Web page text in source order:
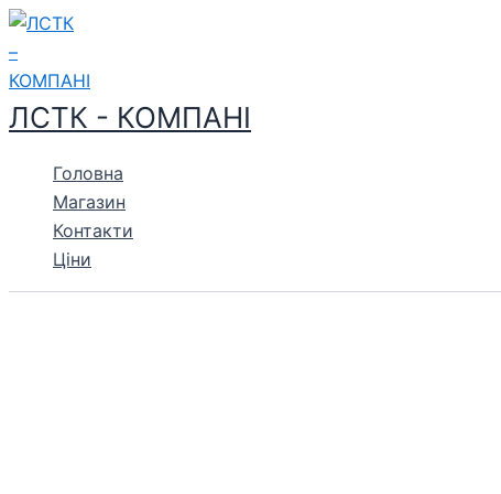
Перейти
до
вмісту
ЛСТК - КОМПАНІ
Головна
Магазин
Контакти
Ціни